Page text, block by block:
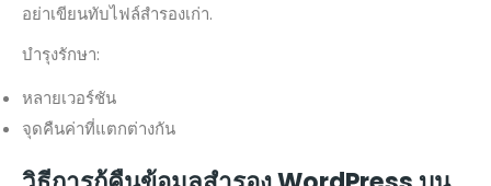
อย่าเขียนทับไฟล์สำรองเก่า.
บำรุงรักษา:
หลายเวอร์ชัน
จุดคืนค่าที่แตกต่างกัน